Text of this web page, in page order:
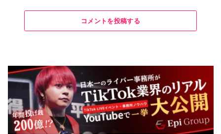
コメントを投稿する